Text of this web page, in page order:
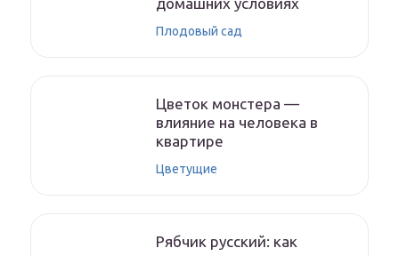
Плодовый сад
Цветок монстера —
влияние на человека в
квартире
Цветущие
Рябчик русский: как